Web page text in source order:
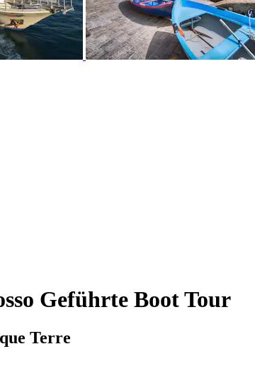
Geführte Boot Tour
Terre